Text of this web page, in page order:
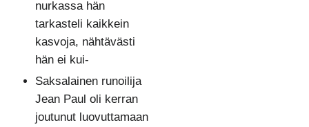
nurkassa hän
tarkasteli kaikkein
kasvoja, nähtävästi
hän ei kui-
Saksalainen runoilija
Jean Paul oli kerran
joutunut luovuttamaan